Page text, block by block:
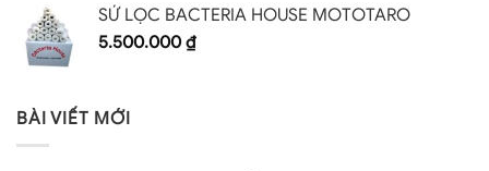
SỨ LỌC BACTERIA HOUSE MOTOTARO
5.500.000₫
BÀI VIẾT MỚI